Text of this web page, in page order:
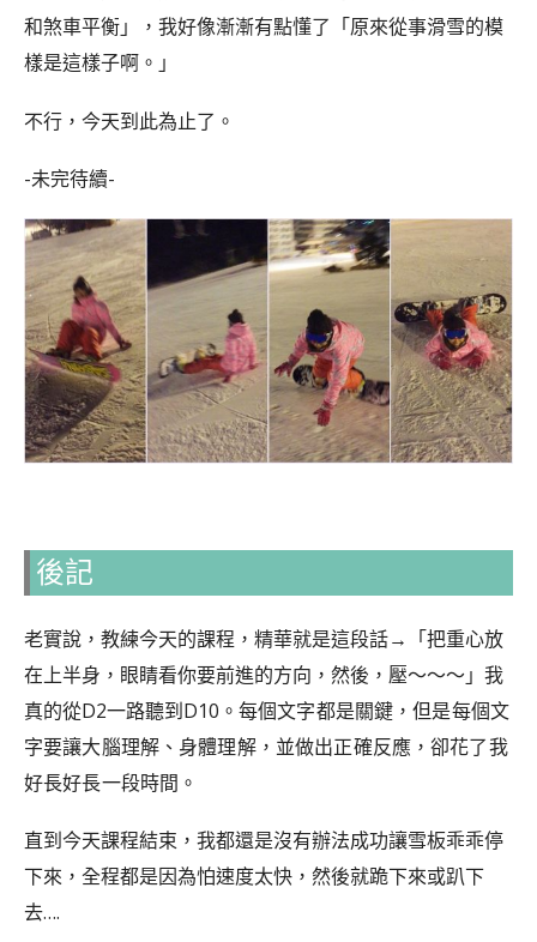
和煞車平衡」，我好像漸漸有點懂了 「原來從事滑雪的模
樣是這樣子啊。」
不行，今天到此為止了。
-未完待續-
後記
老實說，教練今天的課程，精華就是這段話→「把重心放
在上半身，眼睛看你要前進的方向，然後，壓～～～」 我
真的從D2一路聽到D10。 每個文字都是關鍵，但是每個文
字要讓大腦理解、身體理解，並做出正確反應，卻花了我
好長好長一段時間。
直到今天課程結束，我都還是沒有辦法成功讓雪板乖乖停
下來，全程都是因為怕速度太快，然後就跪下來或趴下
去….